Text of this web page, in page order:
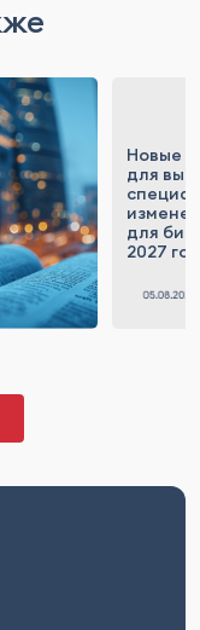
Новые
для
для
2027